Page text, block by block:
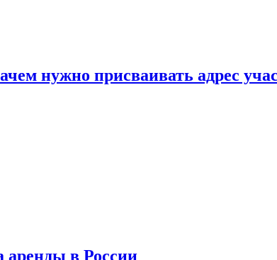
нужно присваивать адрес
аренды в России